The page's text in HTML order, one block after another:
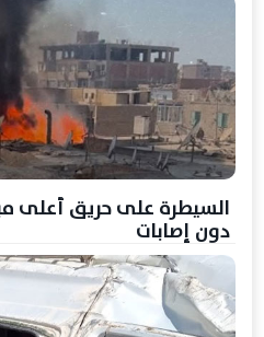
السيطرة على حريق أعلى
دون إصابات